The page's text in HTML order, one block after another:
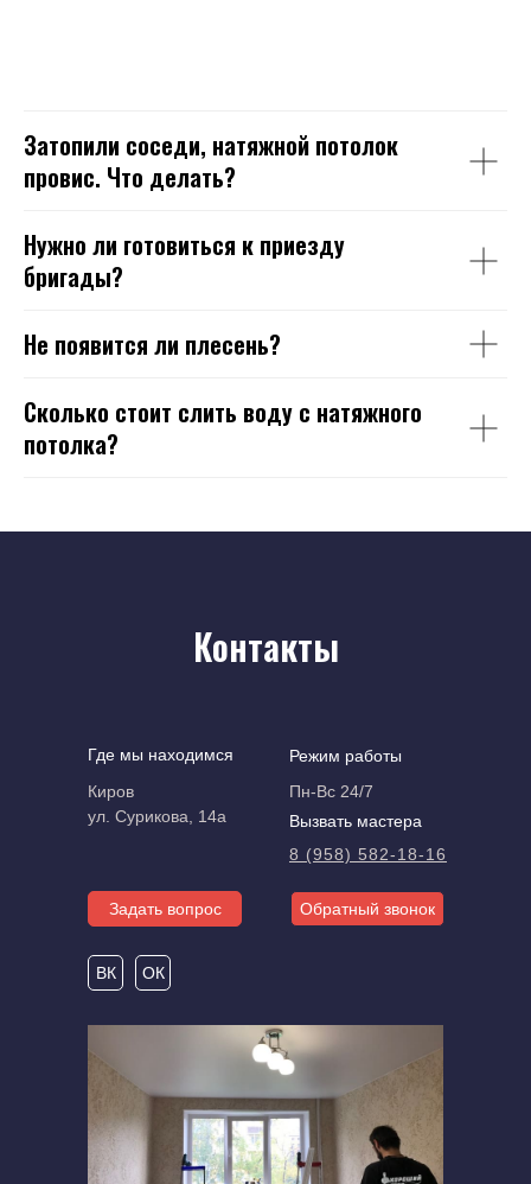
Затопили соседи, натяжной потолок
провис. Что делать?
Нужно ли готовиться к приезду
бригады?
Не появится ли плесень?
Сколько стоит слить воду с натяжного
потолка?
Контакты
Где мы находимся
Киров
ул. Сурикова, 14а
Вызвать мастера
Режим работы
8 (958) 582-18-16
Пн-Вс 24/7
Задать вопрос Обратный звонок
ВК ОК